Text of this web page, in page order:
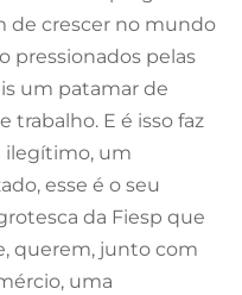
de crescer no mundo
pressionados pelas
um patamar de
trabalho. E é isso faz
ilegítimo, um
esse é o seu
da Fiesp que
querem, junto com
uma